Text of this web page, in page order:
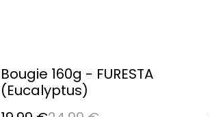
%
Bougie 160g - FURESTA
(Eucalyptus)